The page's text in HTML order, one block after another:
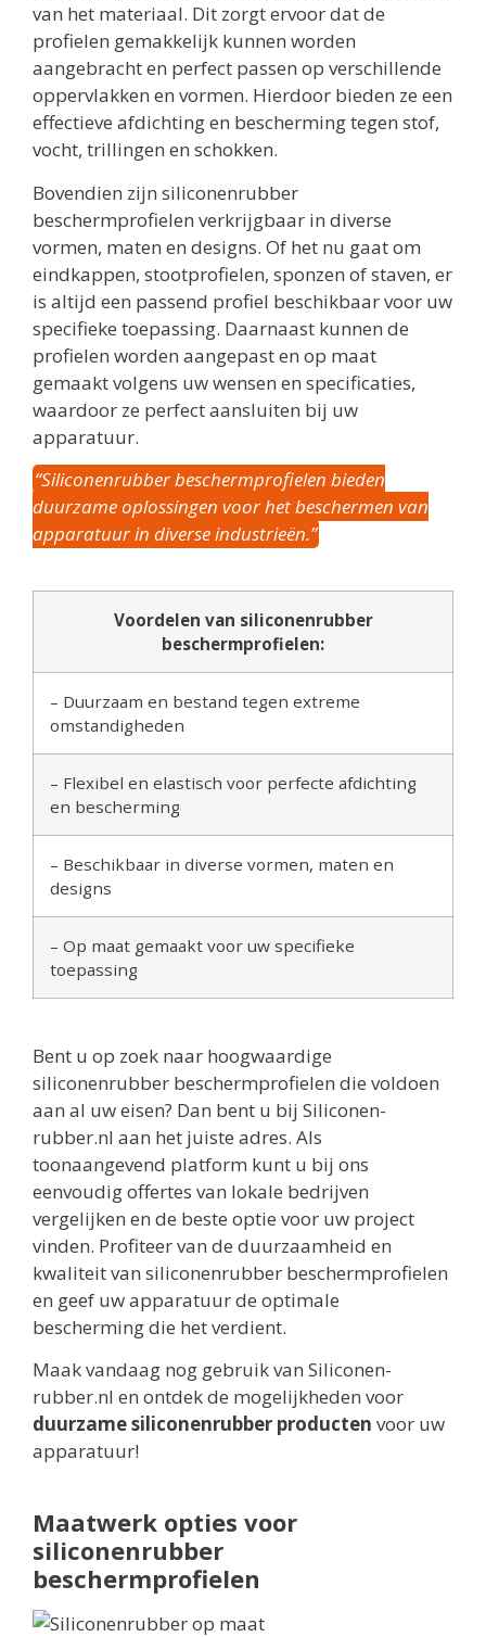
van het materiaal. Dit zorgt ervoor dat de
profielen gemakkelijk kunnen worden
aangebracht en perfect passen op verschillende
oppervlakken en vormen. Hierdoor bieden ze een
effectieve afdichting en bescherming tegen stof,
vocht, trillingen en schokken.
Bovendien zijn siliconenrubber
beschermprofielen verkrijgbaar in diverse
vormen, maten en designs. Of het nu gaat om
eindkappen, stootprofielen, sponzen of staven, er
is altijd een passend profiel beschikbaar voor uw
specifieke toepassing. Daarnaast kunnen de
profielen worden aangepast en op maat
gemaakt volgens uw wensen en specificaties,
waardoor ze perfect aansluiten bij uw
apparatuur.
“Siliconenrubber beschermprofielen bieden
duurzame oplossingen voor het beschermen van
apparatuur in diverse industrieën.”
Voordelen van siliconenrubber
beschermprofielen:
– Duurzaam en bestand tegen extreme
omstandigheden
– Flexibel en elastisch voor perfecte afdichting
en bescherming
– Beschikbaar in diverse vormen, maten en
designs
– Op maat gemaakt voor uw specifieke
toepassing
Bent u op zoek naar hoogwaardige
siliconenrubber beschermprofielen die voldoen
aan al uw eisen? Dan bent u bij Siliconen-
rubber.nl aan het juiste adres. Als
toonaangevend platform kunt u bij ons
eenvoudig offertes van lokale bedrijven
vergelijken en de beste optie voor uw project
vinden. Profiteer van de duurzaamheid en
kwaliteit van siliconenrubber beschermprofielen
en geef uw apparatuur de optimale
bescherming die het verdient.
Maak vandaag nog gebruik van Siliconen-
rubber.nl en ontdek de mogelijkheden voor
duurzame siliconenrubber producten voor uw
apparatuur!
Maatwerk opties voor
siliconenrubber
beschermprofielen